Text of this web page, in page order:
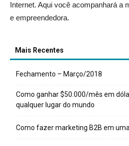
Internet. Aqui você acompanhará a
e empreendedora.
Mais Recentes
Fechamento – Março/2018
Como ganhar $50.000/mês em
qualquer lugar do mundo
Como fazer marketing B2B em